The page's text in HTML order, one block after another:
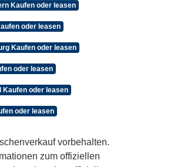
Kaufen oder leasen
oder leasen
Kaufen oder leasen
oder leasen
Kaufen oder leasen
oder leasen
vorbehalten.
zum offiziellen